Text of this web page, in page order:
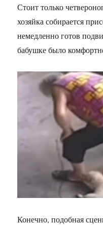
Стоит только
хозяйка собирается
немедленно готов
бабушке было
Конечно, подобная